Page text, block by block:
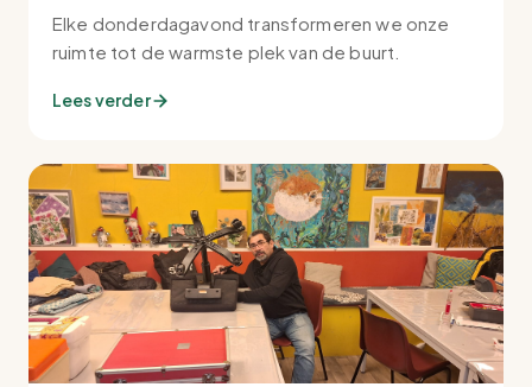
Elke donderdagavond transformeren we onze
ruimte tot de warmste plek van de buurt.
Lees verder